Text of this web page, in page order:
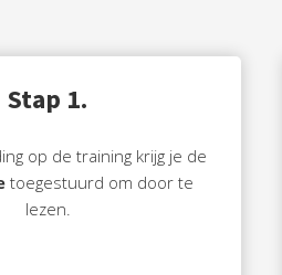
Stap 1.
op de training krijg je de
toegestuurd om door te
lezen.